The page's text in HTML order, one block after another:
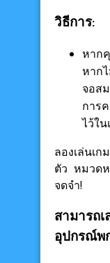
วิธีการ:
หาก
หาก
จอส
การ
ไว้ใน
ลองเล่นเ
ตัว หมวด
จดจำ!
สามารถ
อุปกรณ์พ